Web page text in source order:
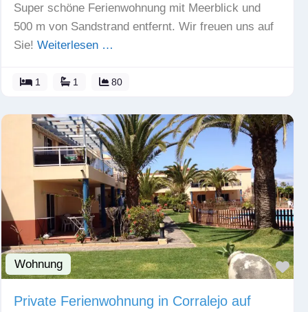
Super schöne Ferienwohnung mit Meerblick und
500 m von Sandstrand entfernt. Wir freuen uns auf
Sie! Weiterlesen …
1 1 80
Wohnung
Private Ferienwohnung in Corralejo auf